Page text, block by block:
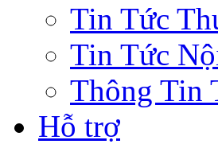
Tin Tức
Tin Tức
Thông Tin
Hỗ trợ